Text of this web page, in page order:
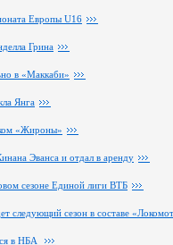
Европы U16
Грина
в «Маккаби»
Янга
«Жироны»
Эванса и отдал в аренду
сезоне Единой лиги ВТБ
следующий сезон в составе
в НБА